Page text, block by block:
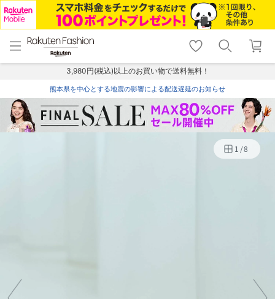
menu home
トップ
shopping_cart lock_outline
ログイン
3,980円(税込)以上のお買い物で送料無料！
熊本県を中心とする地震の影響による配送遅延のお知らせ
1 /8